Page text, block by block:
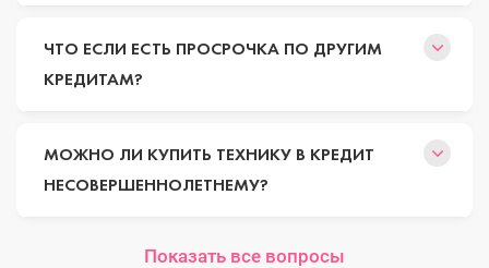
ЧТО ЕСЛИ ЕСТЬ ПРОСРОЧКА ПО ДРУГИМ
КРЕДИТАМ?
МОЖНО ЛИ КУПИТЬ ТЕХНИКУ В КРЕДИТ
НЕСОВЕРШЕННОЛЕТНЕМУ?
Показать все вопросы